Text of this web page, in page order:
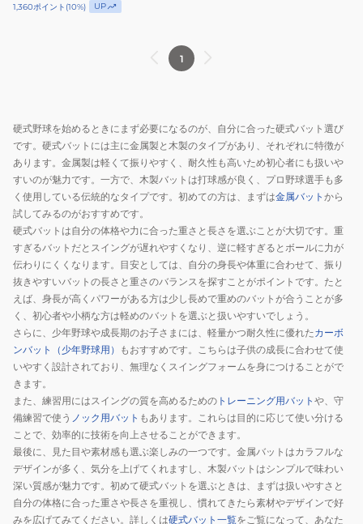
1,360ポイント (10%) UP
1
硬式野球を始めるときにまず必要になるのが、自分に合った硬式バット選び
です。硬式バットには主に金属製と木製のタイプがあり、それぞれに特徴が
あります。金属製は軽くて振りやすく、耐久性も高いため初心者にも扱いや
すいのが魅力です。一方で、木製バットは打球感が良く、プロ野球選手も多
く使用している伝統的なタイプです。初めての方は、まずは金属バット から
試してみるのがおすすめです。
硬式バットは自分の体格や力に合った重さと長さを選ぶことが大切です。重
すぎるバットだとスイングが遅れやすくなり、逆に軽すぎるとボールに力が
伝わりにくくなります。目安としては、自分の身長や体重に合わせて、振り
抜きやすいバットの長さと重さのバランスを探すことがポイントです。たと
えば、身長が高くパワーがある方は少し長めで重めのバットが合うことが多
く、初心者や小柄な方は軽めのバットを選ぶと扱いやすいでしょう。
さらに、少年野球や成長期のお子さまには、軽量かつ耐久性に優れたカーボ
ンバット（少年野球用） もおすすめです。こちらは子供の成長に合わせて使
いやすく設計されており、無理なくスイングフォームを身につけることがで
きます。
また、練習用にはスイングの質を高めるための トレーニング用バット や、守
備練習で使う ノック用バット もあります。これらは目的に応じて使い分ける
ことで、効率的に技術を向上させることができます。
最後に、見た目や素材感も選ぶ楽しみの一つです。金属バットはカラフルな
デザインが多く、気分を上げてくれますし、木製バットはシンプルで味わい
深い質感が魅力です。初めて硬式バットを選ぶときは、まずは扱いやすさと
自分の体格に合った重さや長さを重視し、慣れてきたら素材やデザインで好
みを広げてみてください。詳しくは硬式バット一覧をご覧になって、あなた